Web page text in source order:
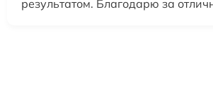
результатом. Благодарю за